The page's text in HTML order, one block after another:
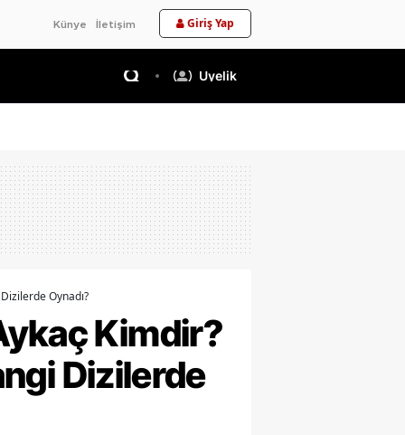
Künye İletişim Giriş Yap
Üyelik
Oynadı?
Kimdir?
Dizilerde